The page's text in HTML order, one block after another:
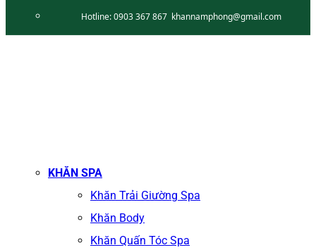
Hotline:0903 367 867 khannamphong@gmail.com
KHĂN SPA
Khăn Trải Giường Spa
Khăn Body
Khăn Quấn Tóc Spa